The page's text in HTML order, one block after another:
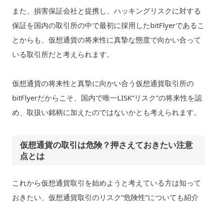
また、損害保証会社と提携し、ハッキングリスクに対する
保証を国内の取引所の中で最初に採用したbitFlyerであるこ
とからも、仮想通貨の将来性に真摯な態度で向かい合って
いる取引所だと考えられます。
仮想通貨の将来性と真摯に向かい合う仮想通貨取引所の
bitFlyerだからこそ、国内で唯一LISK”リスク”の将来性を認
め、取扱い銘柄に加えたのではないかとも考えられます。
仮想通貨の取引は危険？押さえておきたい注意
点とは
これから仮想通貨取引を始めようと考えている方は知って
おきたい、仮想通貨取引のリスク”危険性”についても紹介